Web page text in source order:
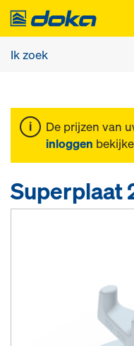
De prijzen van
inloggen
Superplaat